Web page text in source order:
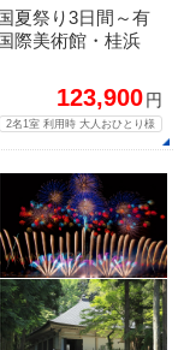
夏祭り3日間～有
際美術館・桂浜
123,900 円
2名1室 利用時 大人おひとり様